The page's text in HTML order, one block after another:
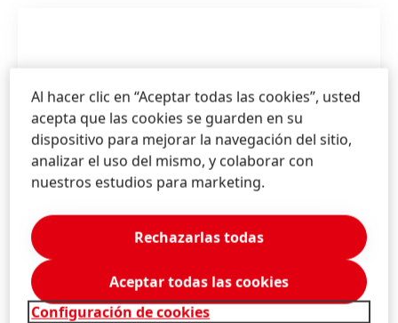
Logo de Henkel en la sede en Düsseldorf,
Alemania
Al hacer clic en “Aceptar todas las cookies”, usted
acepta que las cookies se guarden en su
dispositivo para mejorar la navegación del sitio,
analizar el uso del mismo, y colaborar con
nuestros estudios para marketing.
Configuración de cookies
Rechazarlas todas
Aceptar todas las cookies